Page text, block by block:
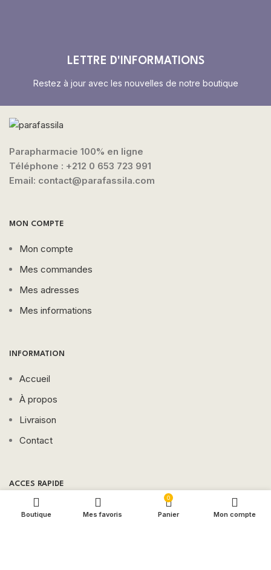
LETTRE D'INFORMATIONS
Restez à jour avec les nouvelles de notre boutique
Parapharmacie 100% en ligne
Téléphone : +212 0 653 723 991
Email: contact@parafassila.com
MON COMPTE
Mon compte
Mes commandes
Mes adresses
Mes informations
INFORMATION
Accueil
À propos
Livraison
Contact
ACCES RAPIDE
Marques
Boutique Mes favoris
0
Panier Mon compte